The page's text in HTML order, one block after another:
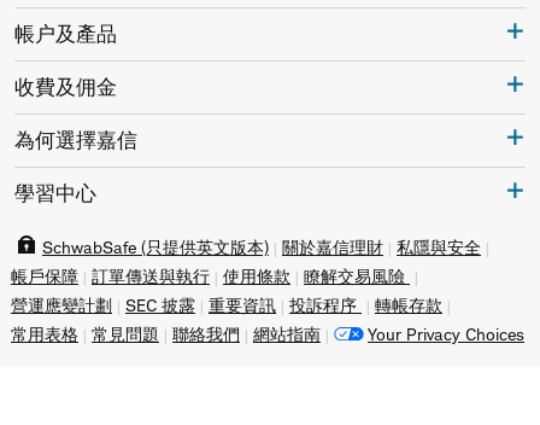
帳户及產品
收費及佣金
為何選擇嘉信
學習中心
SchwabSafe (只提供英文版本) 關於嘉信理財
私隱與安全
帳戶保障
訂單傳送與執行 使用條款
瞭解交易風險
營運應變計劃
SEC 披露 重要資訊 投訴程序
轉帳存款
常用表格
常見問題 聯絡我們 網站指南 Your Privacy Choices